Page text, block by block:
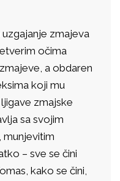
zmajeva
očima
a obdaren
koji mu
zmajske
sa svojim
munjevitim
– sve se čini
kako se čini,